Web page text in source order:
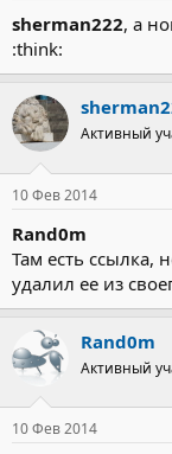
sherman222, а
:think:
Активный
10 Фев 2014
Rand0m
Там есть ссылка,
удалил ее из
Rand0m
Активный
10 Фев 2014